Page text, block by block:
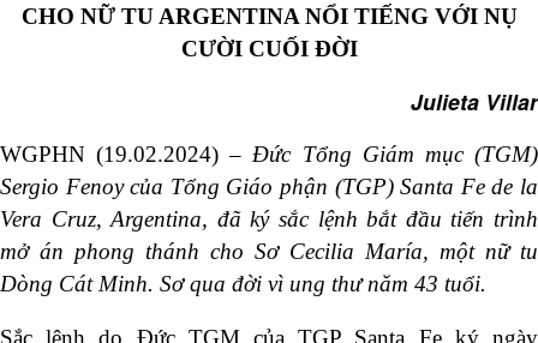
CHO NỮ TU ARGENTINA NỔI TIẾNG VỚI NỤ
CƯỜI CUỐI ĐỜI
Julieta Villar
WGPHN (19.02.2024) –Đức Tổng Giám mục (TGM)
Sergio Fenoy của Tổng Giáo phận (TGP) Santa Fe de la
Vera Cruz, Argentina, đã ký sắc lệnh bắt đầu tiến trình
mở án phong thánh cho Sơ Cecilia María, một nữ tu
Dòng Cát Minh. Sơ qua đời vì ung thư năm 43 tuổi.
Sắc lệnh do Đức TGM của TGP Santa Fe ký ngày